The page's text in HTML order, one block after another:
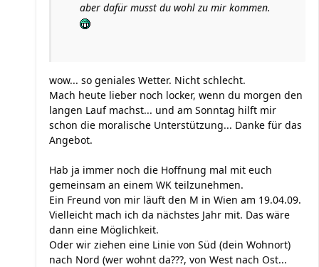
aber dafür musst du wohl zu mir kommen.
wow... so geniales Wetter. Nicht schlecht.
Mach heute lieber noch locker, wenn du morgen den
langen Lauf machst... und am Sonntag hilft mir
schon die moralische Unterstützung... Danke für das
Angebot.
Hab ja immer noch die Hoffnung mal mit euch
gemeinsam an einem WK teilzunehmen.
Ein Freund von mir läuft den M in Wien am 19.04.09.
Vielleicht mach ich da nächstes Jahr mit. Das wäre
dann eine Möglichkeit.
Oder wir ziehen eine Linie von Süd (dein Wohnort)
nach Nord (wer wohnt da???, von West nach Ost...